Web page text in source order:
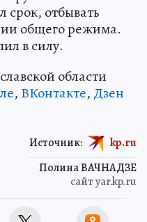
срок, отбывать
общего режима.
в силу.
области
, ВКонтакте, Дзен
Полина ВАЧНАДЗЕ
сайт yar.kp.ru
Источник: kp.ru